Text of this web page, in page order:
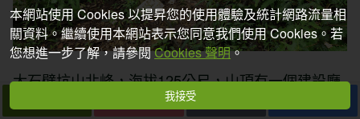
大石壁坑山北峰，海拔125公尺，山頂有一個建設廳
礦補基石，四周為密林無展望
本網站使用 Cookies 以提昇您的使用體驗及統計網路流量相
關資料。繼續使用本網站表示您同意我們使用 Cookies。若
您想進一步了解，請參閱Cookies 聲明。
我接受